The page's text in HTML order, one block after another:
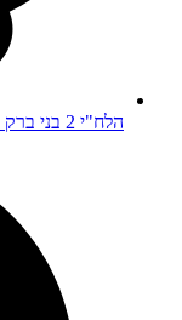
הלח"י 2 בני ברק דן דיזיין סנטר